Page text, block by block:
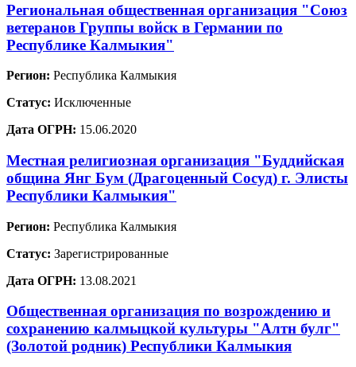
Региональная общественная организация "Союз
ветеранов Группы войск в Германии по
Республике Калмыкия"
Регион: Республика Калмыкия
Статус: Исключенные
Дата ОГРН: 15.06.2020
Местная религиозная организация "Буддийская
община Янг Бум (Драгоценный Сосуд) г. Элисты
Республики Калмыкия"
Регион: Республика Калмыкия
Статус: Зарегистрированные
Дата ОГРН: 13.08.2021
Общественная организация по возрождению и
сохранению калмыцкой культуры "Алтн булг"
(Золотой родник) Республики Калмыкия